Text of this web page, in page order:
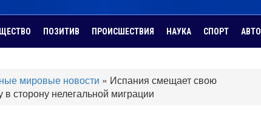
ПОЗИТИВ ПРОИСШЕСТВИЯ НАУКА СПОРТ АВТО
мировые новости » Испания смещает свою
сторону нелегальной миграции